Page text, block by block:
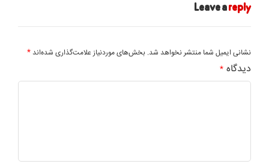
Leave areply
نشانی ایمیل شما منتشر نخواهد شد. بخش‌های موردنیاز علامت‌گذاری شده‌اند *
دیدگاه *